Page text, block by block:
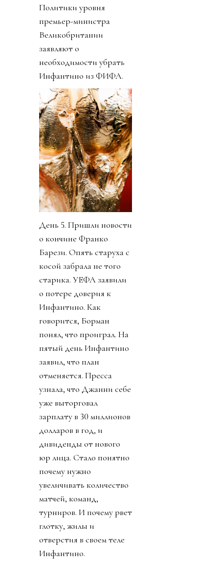
Политики уровня
премьер-министра
Великобритании
заявляют о
необходимости убрать
Инфантино из ФИФА.
День 5. Пришли новости
о кончине Франко
Барези. Опять старуха с
косой забрала не того
старика. УЕФА заявили
о потере доверия к
Инфантино. Как
говорится, Борман
понял, что проиграл. На
пятый день Инфантино
заявил, что план
отменяется. Пресса
узнала, что Джанни себе
уже выторговал
зарплату в 30 миллионов
долларов в год, и
дивиденды от нового
юр лица. Стало понятно
почему нужно
увеличивать количество
матчей, команд,
турниров. И почему рвет
глотку, жилы и
отверстия в своем теле
Инфантино.